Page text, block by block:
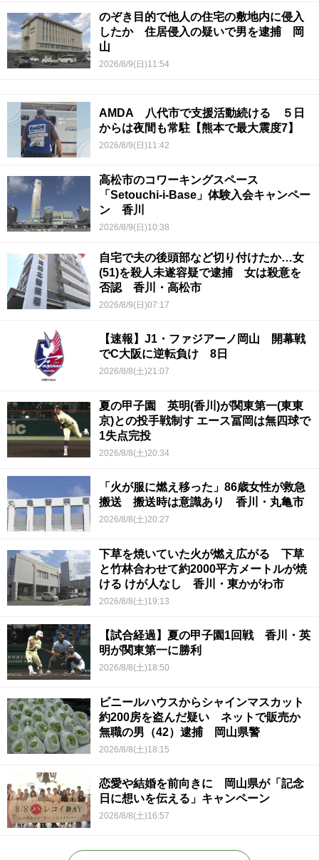
のぞき目的で他人の住宅の敷地内に侵入
したか 住居侵入の疑いで男を逮捕 岡
山
2026/8/9(日)11:54
AMDA 八代市で支援活動続ける ５日
からは夜間も常駐【熊本で最大震度7】
2026/8/9(日)11:42
高松市のコワーキングスペース
「Setouchi-i-Base」体験入会キャンペー
ン 香川
2026/8/9(日)10:38
自宅で夫の後頭部など切り付けたか…女
(51)を殺人未遂容疑で逮捕 女は殺意を
否認 香川・高松市
2026/8/9(日)07:17
【速報】J1・ファジアーノ岡山 開幕戦
でC大阪に逆転負け 8日
2026/8/8(土)21:07
夏の甲子園 英明(香川)が関東第一(東東
京)との投手戦制す エース冨岡は無四球で
1失点完投
2026/8/8(土)20:34
「火が服に燃え移った」86歳女性が救急
搬送 搬送時は意識あり 香川・丸亀市
2026/8/8(土)20:27
下草を焼いていた火が燃え広がる 下草
と竹林合わせて約2000平方メートルが焼
ける けが人なし 香川・東かがわ市
2026/8/8(土)19:13
【試合経過】夏の甲子園1回戦 香川・英
明が関東第一に勝利
2026/8/8(土)18:50
ビニールハウスからシャインマスカット
約200房を盗んだ疑い ネットで販売か
無職の男（42）逮捕 岡山県警
2026/8/8(土)18:15
恋愛や結婚を前向きに 岡山県が「記念
日に想いを伝える」キャンペーン
2026/8/8(土)16:57